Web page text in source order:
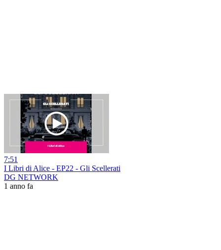
7:51
I Libri di Alice - EP22 - Gli Scellerati
DG NETWORK
1 anno fa